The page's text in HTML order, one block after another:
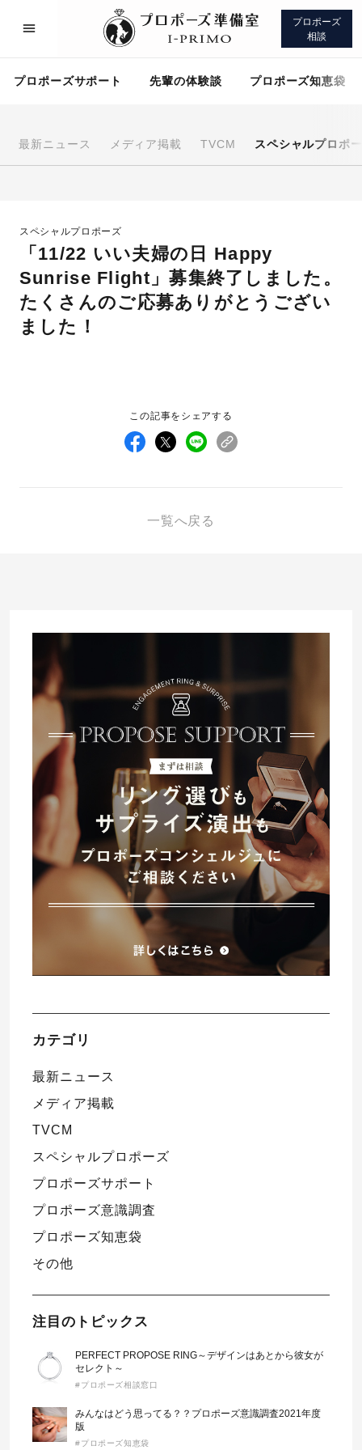
プロポーズ
相談
プロポーズサポート 先輩の体験談 プロポーズ知恵袋
最新ニュース メディア掲載 TVCM スペシャルプロポ
スペシャルプロポーズ
「11/22 いい夫婦の日 Happy
Sunrise Flight」募集終了しました。
たくさんのご応募ありがとうござい
ました！
この記事をシェアする
一覧へ戻る
カテゴリ
最新ニュース
メディア掲載
TVCM
スペシャルプロポーズ
プロポーズサポート
プロポーズ意識調査
プロポーズ知恵袋
その他
注目のトピックス
PERFECT PROPOSE RING～デザインはあとから彼女が
セレクト～
#プロポーズ相談窓口
みんなはどう思ってる？？プロポーズ意識調査2021年度
版
#プロポーズ知恵袋
プロポーズサポート 先輩の体験談
プロポーズ知恵袋
プロポーズサポートの流れ
プロポーズシチュエーション診断
婚約指輪マッチング診断
プロポーズプラン検索
プロポーズ知恵袋
プロポーズの方法
タイミング
プレゼント
場所
言葉
エピソード
婚約指輪のご購入と
I-PRIMO公式サイト
I-PRIMO公式オンラインショップ
Follow us on